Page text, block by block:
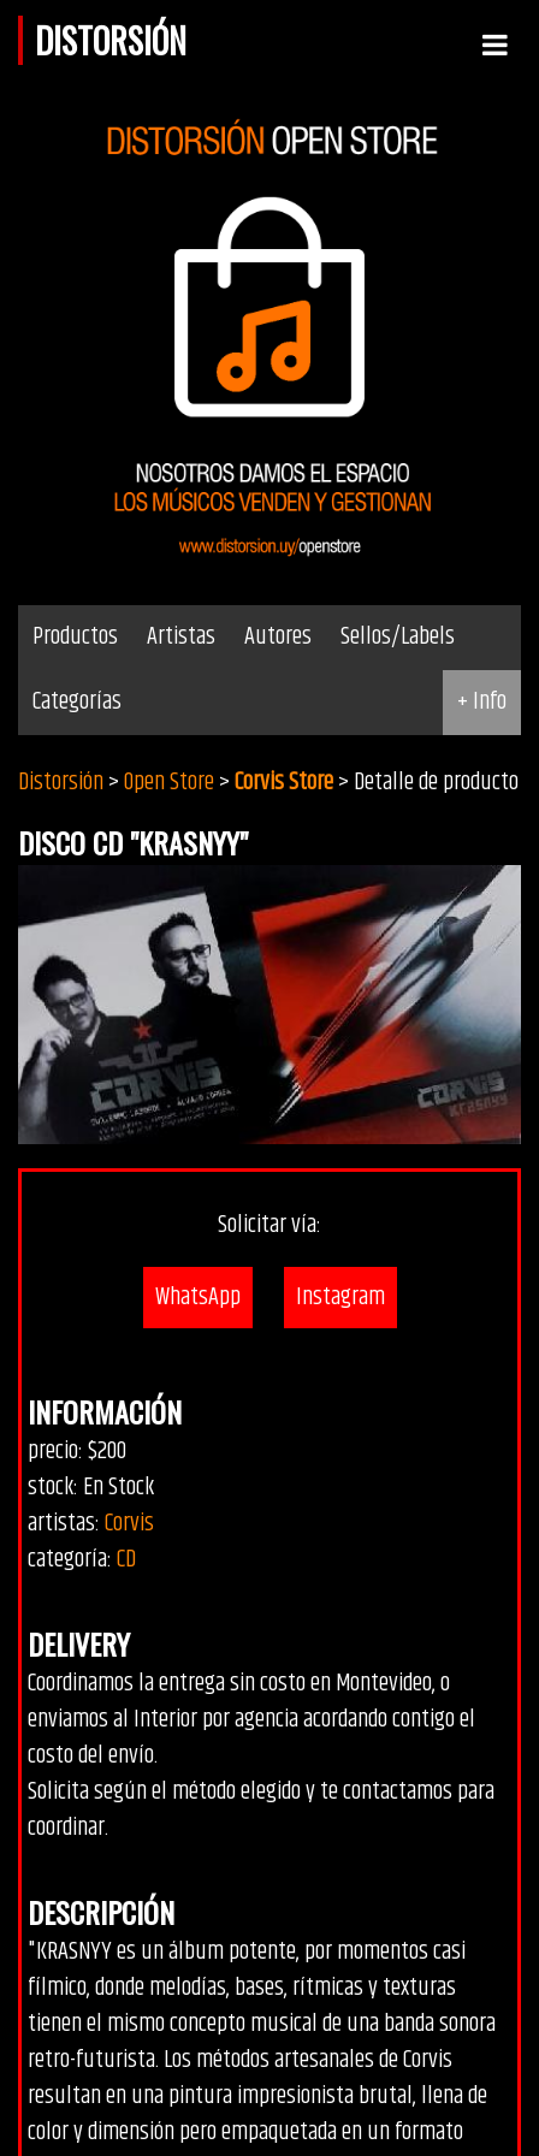
DISTORSIÓN
Productos Artistas Autores
Sellos/Labels
Categorías
+ Info
Distorsión>Open Store>Corvis Store> Detalle de producto
DISCO CD "KRASNYY"
Solicitar vía:
WhatsApp
Instagram
INFORMACIÓN
precio: $200
stock: En Stock
artistas:Corvis
categoría:CD
DELIVERY
Coordinamos la entrega sin costo en Montevideo, o
enviamos al Interior por agencia acordando contigo el
costo del envío.
Solicita según el método elegido y te contactamos para
coordinar.
DESCRIPCIÓN
"KRASNYY es un álbum potente, por momentos casi
fílmico, donde melodías, bases, rítmicas y texturas
tienen el mismo concepto musical de una banda sonora
retro-futurista. Los métodos artesanales de Corvis
resultan en una pintura impresionista brutal, llena de
color y dimensión pero empaquetada en un formato